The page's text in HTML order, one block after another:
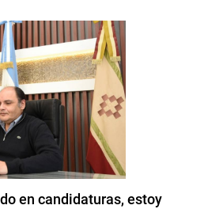
en candidaturas, estoy